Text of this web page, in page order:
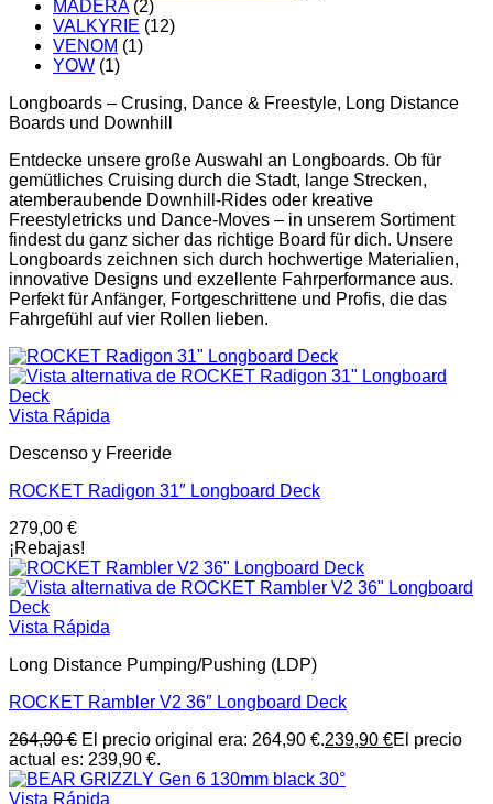
MADERA (2)
VALKYRIE (12)
VENOM (1)
YOW (1)
Longboards – Crusing, Dance & Freestyle, Long Distance
Boards und Downhill
Entdecke unsere große Auswahl an Longboards. Ob für
gemütliches Cruising durch die Stadt, lange Strecken,
atemberaubende Downhill-Rides oder kreative
Freestyletricks und Dance-Moves – in unserem Sortiment
findest du ganz sicher das richtige Board für dich. Unsere
Longboards zeichnen sich durch hochwertige Materialien,
innovative Designs und exzellente Fahrperformance aus.
Perfekt für Anfänger, Fortgeschrittene und Profis, die das
Fahrgefühl auf vier Rollen lieben.
Vista Rápida
Descenso y Freeride
ROCKET Radigon 31″ Longboard Deck
279,00 €
¡Rebajas!
Vista Rápida
Long Distance Pumping/Pushing (LDP)
ROCKET Rambler V2 36″ Longboard Deck
264,90€ El precio original era: 264,90 €.239,90 €El precio
actual es: 239,90 €.
Vista Rápida